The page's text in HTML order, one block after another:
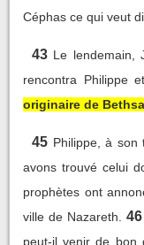
Céphas ce qui veut
43 Le lendemain,
rencontra Philippe
originaire de
45 Philippe, à
avons trouvé celui
prophètes ont
ville de Nazareth.
46
peut-il venir de bon